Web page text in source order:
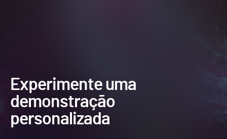
Experimente uma
demonstração
personalizada